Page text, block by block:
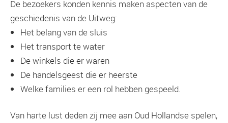
De bezoekers konden kennis maken aspecten van de
geschiedenis van de Uitweg:
Het belang van de sluis
Het transport te water
De winkels die er waren
De handelsgeest die er heerste
Welke families er een rol hebben gespeeld.
Van harte lust deden zij mee aan Oud Hollandse spelen,